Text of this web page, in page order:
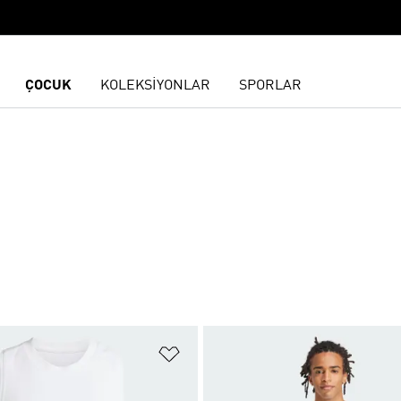
ÇOCUK KOLEKSİYONLAR SPORLAR
Ekle Favori Listesine Ekle